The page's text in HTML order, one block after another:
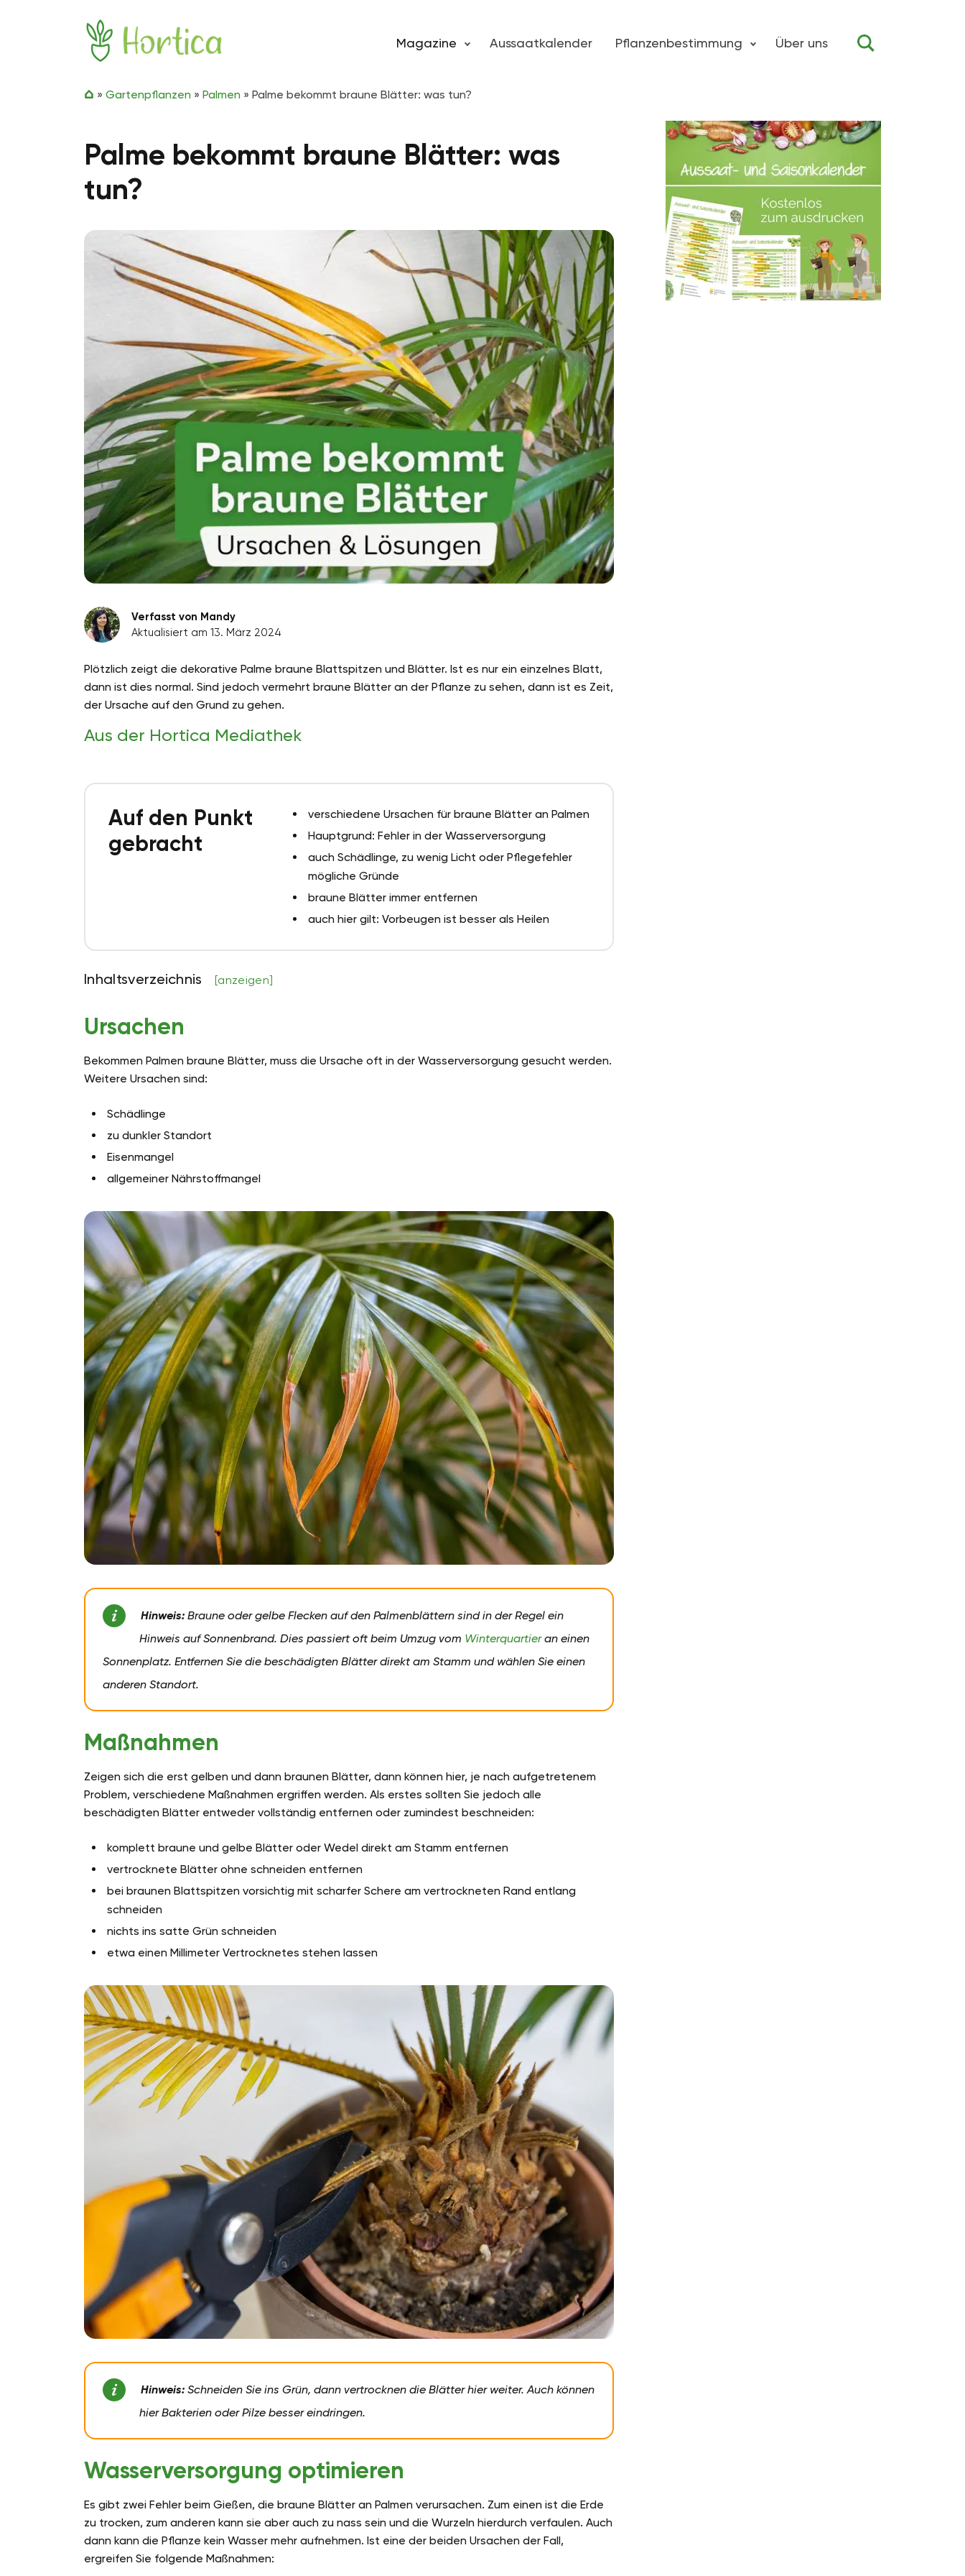
Magazine Aussaatkalender Pflanzenbestimmung Über uns
» Gartenpflanzen » Palmen » Palme bekommt braune Blätter: was tun?
Palme bekommt braune Blätter: was
tun?
Verfasst von Mandy
Aktualisiert am 13. März 2024
Plötzlich zeigt die dekorative Palme braune Blattspitzen und Blätter. Ist es nur ein einzelnes Blatt,
dann ist dies normal. Sind jedoch vermehrt braune Blätter an der Pflanze zu sehen, dann ist es Zeit,
der Ursache auf den Grund zu gehen.
Aus der Hortica Mediathek
Auf den Punkt
gebracht
verschiedene Ursachen für braune Blätter an Palmen
Hauptgrund: Fehler in der Wasserversorgung
auch Schädlinge, zu wenig Licht oder Pflegefehler
mögliche Gründe
braune Blätter immer entfernen
auch hier gilt: Vorbeugen ist besser als Heilen
Inhaltsverzeichnis [anzeigen]
Ursachen
Bekommen Palmen braune Blätter, muss die Ursache oft in der Wasserversorgung gesucht werden.
Weitere Ursachen sind:
Schädlinge
zu dunkler Standort
Eisenmangel
allgemeiner Nährstoffmangel
Hinweis:Braune oder gelbe Flecken auf den Palmenblättern sind in der Regel ein
Hinweis auf Sonnenbrand. Dies passiert oft beim Umzug vom Winterquartieran einen
Sonnenplatz. Entfernen Sie die beschädigten Blätter direkt am Stamm und wählen Sie einen
anderen Standort.
Maßnahmen
Zeigen sich die erst gelben und dann braunen Blätter, dann können hier, je nach aufgetretenem
Problem, verschiedene Maßnahmen ergriffen werden. Als erstes sollten Sie jedoch alle
beschädigten Blätter entweder vollständig entfernen oder zumindest beschneiden:
komplett braune und gelbe Blätter oder Wedel direkt am Stamm entfernen
vertrocknete Blätter ohne schneiden entfernen
bei braunen Blattspitzen vorsichtig mit scharfer Schere am vertrockneten Rand entlang
schneiden
nichts ins satte Grün schneiden
etwa einen Millimeter Vertrocknetes stehen lassen
Hinweis:Schneiden Sie ins Grün, dann vertrocknen die Blätter hier weiter. Auch können
hier Bakterien oder Pilze besser eindringen.
Wasserversorgung optimieren
Es gibt zwei Fehler beim Gießen, die braune Blätter an Palmen verursachen. Zum einen ist die Erde
zu trocken, zum anderen kann sie aber auch zu nass sein und die Wurzeln hierdurch verfaulen. Auch
dann kann die Pflanze kein Wasser mehr aufnehmen. Ist eine der beiden Ursachen der Fall,
ergreifen Sie folgende Maßnahmen: